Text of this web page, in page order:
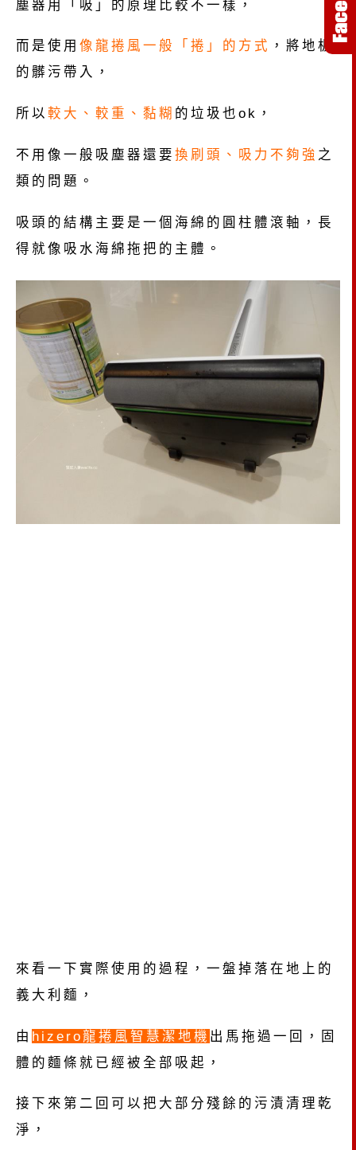
塵器用「吸」的原理比較不一樣，
而是使用 像龍捲風一般「捲」的方式 ，將地板
的髒污帶入，
所以 較大、較重、黏糊 的垃圾也ok，
不用像一般吸塵器還要 換刷頭、吸力不夠強 之
類的問題。
吸頭的結構主要是一個海綿的圓柱體滾軸，長
得就像吸水海綿拖把的主體。
來看一下實際使用的過程，一盤掉落在地上的
義大利麵，
由 hizero龍捲風智慧潔地機 出馬拖過一回，
固
體的麵條就已經被全部吸起，
接下來第二回可以把大部分殘餘的污漬清理乾
淨，